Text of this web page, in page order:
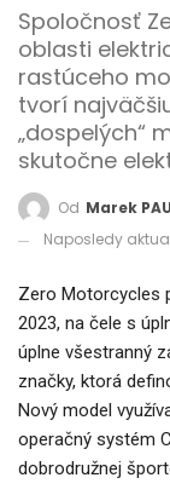
Spoločnosť
oblasti
rastúceho
tvorí
„dospelých“
skutočne
Od Marek
Naposledy
Zero Motorcycles
2023, na čele s
úplne všestranný
značky, ktorá
Nový model
operačný systém
dobrodružnej